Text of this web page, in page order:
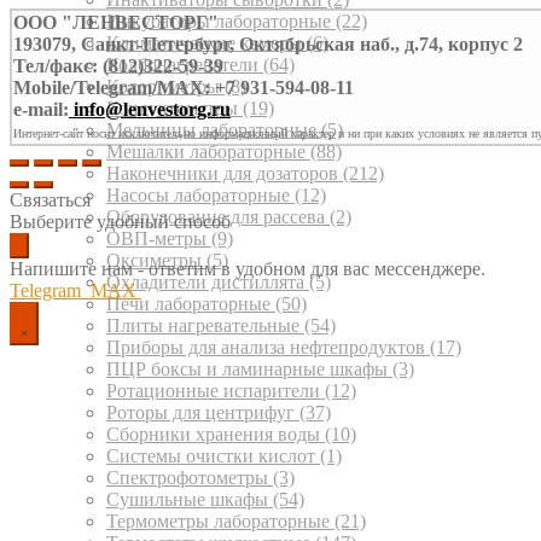
Инкубаторы лабораторные (22)
Климатические камеры(6)
Колбонагреватели (64)
Колориметры(8)
Кондуктометры (19)
Мельницы лабораторные(5)
Мешалки лабораторные(88)
Наконечники для дозаторов (212)
Насосы лабораторные (12)
Оборудование для рассева (2)
ОВП-метры (9)
Оксиметры (5)
Охладители дистиллята(5)
Печи лабораторные (50)
Плиты нагревательные (54)
Приборы для анализа нефтепродуктов (17)
ПЦР боксы и ламинарные шкафы (3)
Ротационные испарители (12)
Роторы для центрифуг (37)
Сборники хранения воды (10)
Системы очистки кислот (1)
Спектрофотометры (3)
Сушильные шкафы (54)
Термометры лабораторные (21)
ООО "ЛЕНВЕСТОРГ"
193079, Санкт-Петербург, Октябрьская наб., д.74, корпус 2
Тел/факс: (812)322-59-39
Mobile/Telegram/MAX: +7 931-594-08-11
e-mail: info@lenvestorg.ru
Интернет-сайт носит исключительно информационный характер и ни при каких условиях не является
Связаться
Выберите удобный способ
Напишите нам - ответим в удобном для вас мессенджере.
Telegram MAX